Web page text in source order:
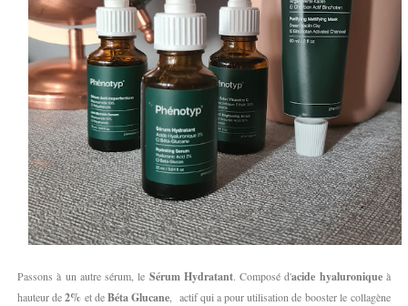
Passons à un autre sérum, le Sérum Hydratant. Composé d'acide hyaluroniqueà
hauteur de2% et deBéta Glucane , actif qui a pour utilisation de booster le collagène